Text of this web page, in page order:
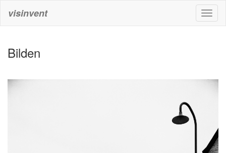
visinvent
Bilden